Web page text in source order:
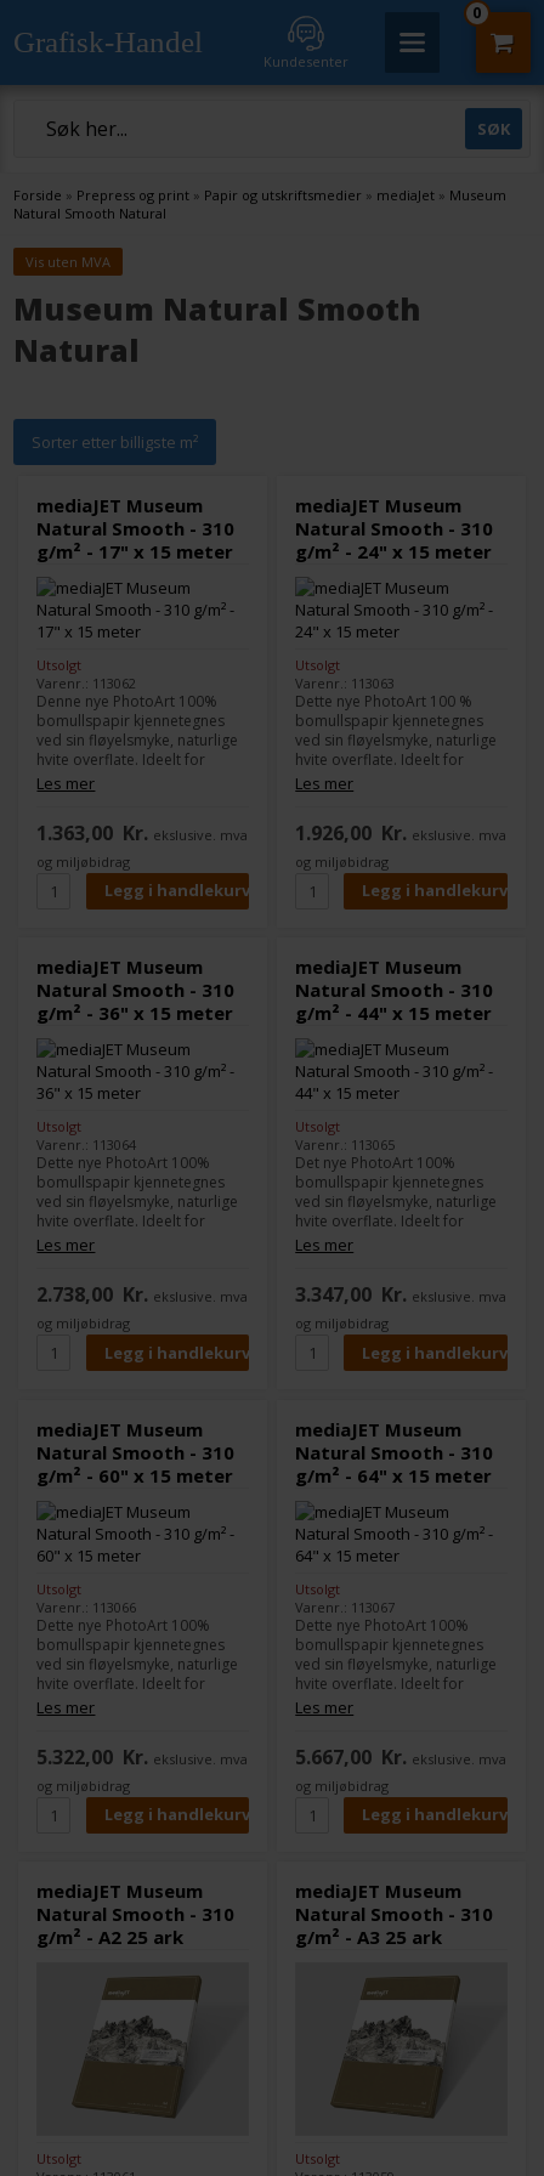
Grafisk-Handel
Kundesenter
0
Forside » Prepress og print » Papir og utskriftsmedier » mediaJet » Museum
Natural Smooth Natural
Vis uten MVA
Museum Natural Smooth
Natural
Sorter etter billigste m²
mediaJET Museum
Natural Smooth - 310
g/m² - 17" x 15 meter
Utsolgt
Varenr.: 113062
Denne nye PhotoArt 100%
bomullspapir kjennetegnes
ved sin fløyelsmyke, naturlige
hvite overflate. Ideelt for
fotografiske applikasjoner og
høykvalitets foto- og
Smooth er tilgjengelig i to
gramvekter, mellom- og
tungvekts, med en matt inkjet-
belegg på den ene siden.
Les mer
1.363,00 Kr. ekslusive. mva
og miljøbidrag
mediaJET Museum
Natural Smooth - 310
g/m² - 24" x 15 meter
Utsolgt
Varenr.: 113063
Dette nye PhotoArt 100 %
bomullspapir kjennetegnes
ved sin fløyelsmyke, naturlige
hvite overflate. Ideelt for
fotografiske applikasjoner og
høykvalitets foto- og
Smooth er tilgjengelig i to
gramvekter, mellom- og
tungvekt, med en matt inkjet-
belegg på den ene siden.
Les mer
1.926,00 Kr. ekslusive. mva
og miljøbidrag
mediaJET Museum
Natural Smooth - 310
g/m² - 36" x 15 meter
Utsolgt
Varenr.: 113064
Dette nye PhotoArt 100%
bomullspapir kjennetegnes
ved sin fløyelsmyke, naturlige
hvite overflate. Ideelt for
fotografiske applikasjoner og
høykvalitets foto- og
Smooth er tilgjengelig i to
gramvekter, mellom- og
tungvekt, med en matt inkjet-
belegg på den ene siden.
Les mer
2.738,00 Kr. ekslusive. mva
og miljøbidrag
mediaJET Museum
Natural Smooth - 310
g/m² - 44" x 15 meter
Utsolgt
Varenr.: 113065
Det nye PhotoArt 100%
bomullspapir kjennetegnes
ved sin fløyelsmyke, naturlige
hvite overflate. Ideelt for
fotografiske applikasjoner og
høykvalitets foto- og
Smooth er tilgjengelig i to
gramvikt, middels og tungvekt,
med en matt inkjet-belegg på
den ene siden.
Les mer
3.347,00 Kr. ekslusive. mva
og miljøbidrag
mediaJET Museum
Natural Smooth - 310
g/m² - 60" x 15 meter
Utsolgt
Varenr.: 113066
Dette nye PhotoArt 100%
bomullspapir kjennetegnes
ved sin fløyelsmyke, naturlige
hvite overflate. Ideelt for
fotografiske applikasjoner og
høykvalitets foto- og
Smooth er tilgjengelig i to
papirvekter, middels og tung,
med en matt inkjet-belegg på
den ene siden.
Les mer
5.322,00 Kr. ekslusive. mva
og miljøbidrag
mediaJET Museum
Natural Smooth - 310
g/m² - 64" x 15 meter
Utsolgt
Varenr.: 113067
Dette nye PhotoArt 100%
bomullspapir kjennetegnes
ved sin fløyelsmyke, naturlige
hvite overflate. Ideelt for
fotografiske applikasjoner og
høy kvalitets foto- og
Smooth finnes i to gramvekter,
mellom- og tungvekt, med en
matt inkjet-belegg på den ene
siden.
Les mer
5.667,00 Kr. ekslusive. mva
og miljøbidrag
mediaJET Museum
Natural Smooth - 310
g/m² - A2 25 ark
Utsolgt
mediaJET Museum
Natural Smooth - 310
g/m² - A3 25 ark
Utsolgt